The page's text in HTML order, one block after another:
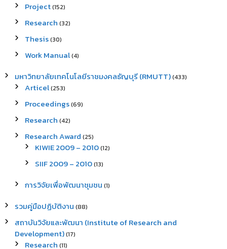
Project(152)
Research (32)
Thesis(30)
Work Manual(4)
มหาวิทยาลัยเทคโนโลยีราชมงคลธัญบุรี (RMUTT)(433)
Articel(253)
Proceedings(69)
Research (42)
Research Award (25)
KIWIE 2009 – 2010(12)
SIIF 2009 – 2010(13)
การวิจัยเพื่อพัฒนาชุมชน (1)
รวมคู่มือปฏิบัติงาน (88)
สถาบันวิจัยและพัฒนา (Institute of Research and
Development)(17)
Research (11)